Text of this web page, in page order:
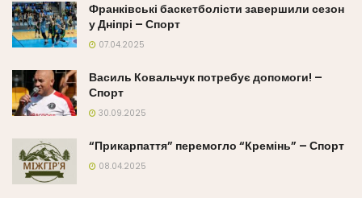
Франківські баскетболісти завершили сезон
у Дніпрі – Спорт
07.04.2025
Василь Ковальчук потребує допомоги! –
Спорт
30.09.2025
“Прикарпаття” перемогло “Кремінь” – Спорт
08.04.2025